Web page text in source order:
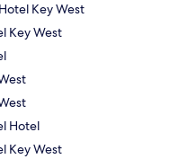
Key West
Key West
Hotel
Key West